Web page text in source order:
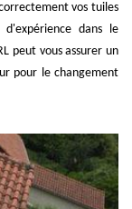
vos tuiles
dans le
peut vous assurer un
pour le changement